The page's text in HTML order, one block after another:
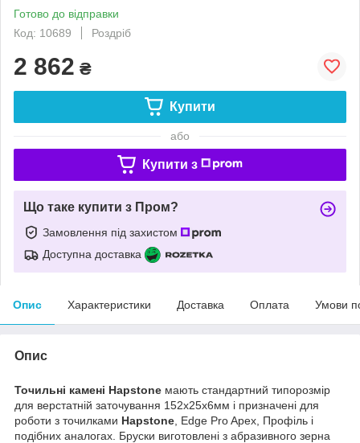
Готово до відправки
Код: 10689
Роздріб
2 862 ₴
Купити
або
Купити з
Що таке купити з Пром?
Замовлення під захистом
Доступна доставка
Опис Характеристики Доставка Оплата Умови
Опис
Точильні камені Hapstone мають стандартний типорозмір
для верстатній заточування 152х25х6мм і призначені для
роботи з точилками Hapstone , Edge Pro Apex, Профіль і
подібних аналогах. Бруски виготовлені з абразивного зерна